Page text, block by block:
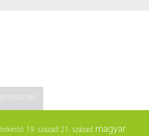
19. század 21. század magyar